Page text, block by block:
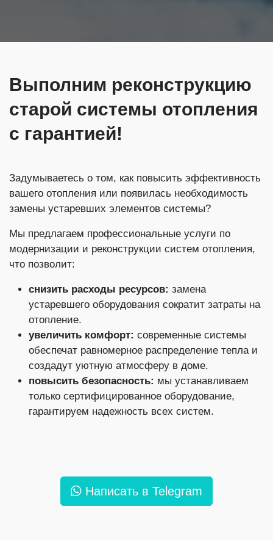
Выполним реконструкцию
старой системы отопления
с гарантией!
Задумываетесь о том, как повысить эффективность
вашего отопления или появилась необходимость
замены устаревших элементов системы?
Мы предлагаем профессиональные услуги по
модернизации и реконструкции систем отопления,
что позволит:
снизить расходы ресурсов: замена
устаревшего оборудования сократит затраты на
отопление.
увеличить комфорт: современные системы
обеспечат равномерное распределение тепла и
создадут уютную атмосферу в доме.
повысить безопасность: мы устанавливаем
только сертифицированное оборудование,
гарантируем надежность всех систем.
Написать в Telegram